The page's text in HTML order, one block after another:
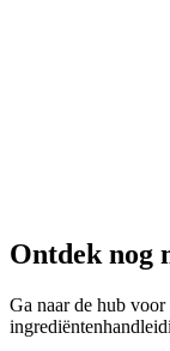
Ontdek nog
Ga naar de hub voor